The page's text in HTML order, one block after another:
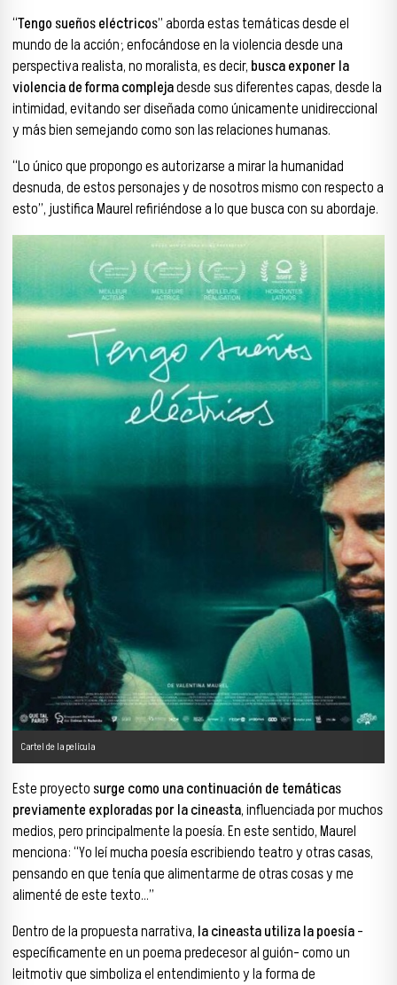
“Tengo sueños eléctricos” aborda estas temáticas desde el
mundo de la acción; enfocándose en la violencia desde una
perspectiva realista, no moralista, es decir, busca exponer la
violencia de forma complejadesde sus diferentes capas, desde la
intimidad, evitando ser diseñada como únicamente unidireccional
y más bien semejando como son las relaciones humanas.
“Lo único que propongo es autorizarse a mirar la humanidad
desnuda, de estos personajes y de nosotros mismo con respecto a
esto”, justifica Maurel refiriéndose a lo que busca con su abordaje.
Cartel de la película
Este proyectosurge como una continuación de temáticas
previamente exploradas por la cineasta, influenciada por muchos
medios, pero principalmente la poesía. En este sentido, Maurel
menciona: “Yo leí mucha poesía escribiendo teatro y otras casas,
pensando en que tenía que alimentarme de otras cosas y me
alimenté de este texto…”
Dentro de la propuesta narrativa, la cineasta utiliza la poesía-
específicamente en un poema predecesor al guión- como un
leitmotiv que simboliza el entendimiento y la forma de